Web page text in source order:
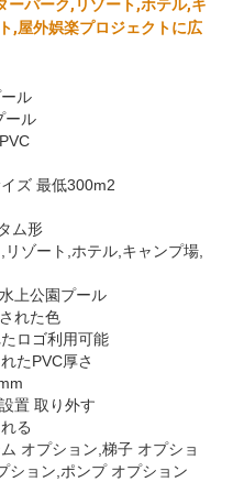
ーパーク,リゾート,ホテル,キ
,屋外娯楽プロジェクトに広
ル
ール
ズ 最低300m2
ム形
リゾート,ホテル,キャンプ場,
上公園プール
れた色
ロゴ利用可能
たPVC厚さ
置 取り外す
る
オプション,梯子 オプショ
ション,ポンプ オプション